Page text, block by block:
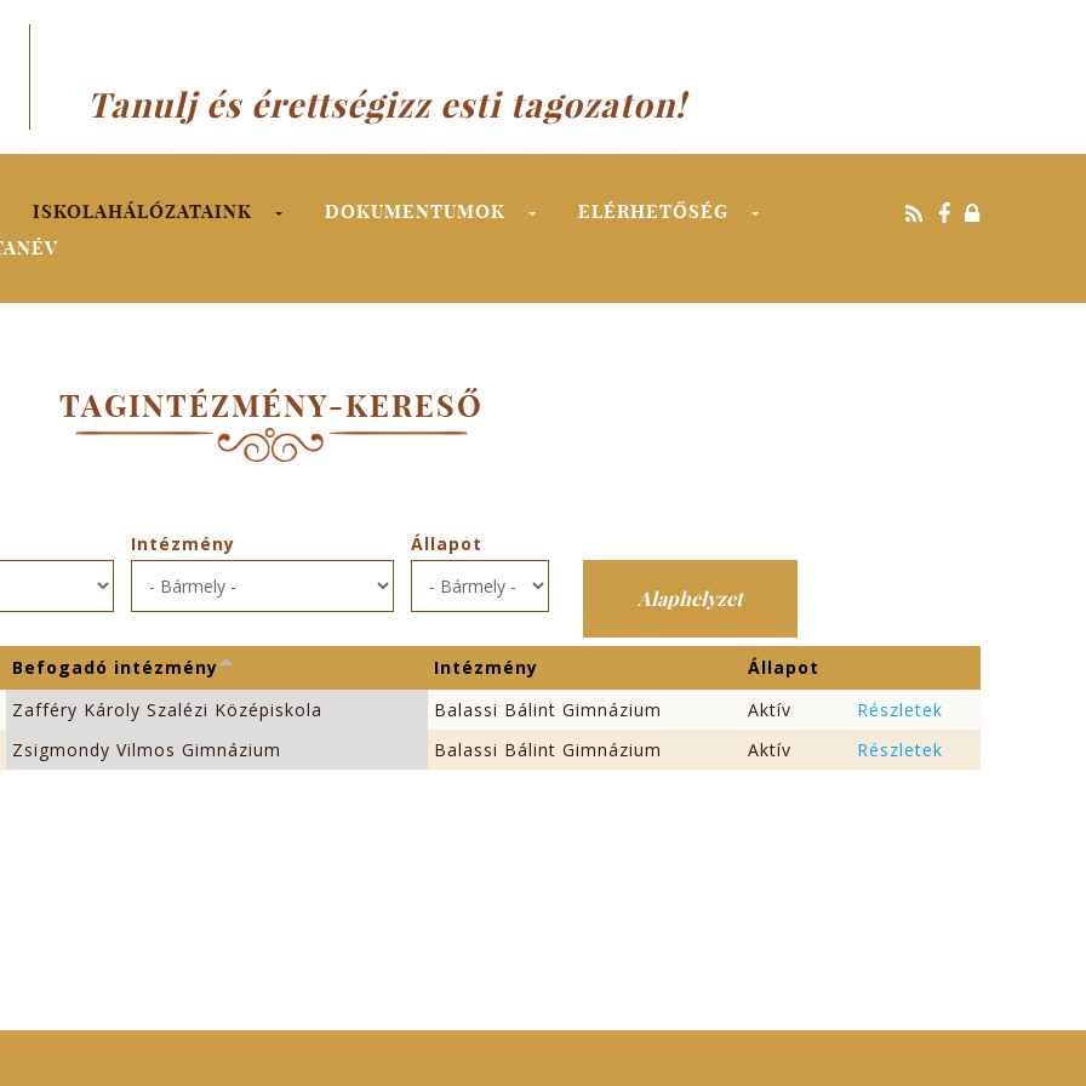
Tanulj és érettségizz esti tagozaton!
ISKOLAHÁLÓZATAINK DOKUMENTUMOK ELÉRHETŐSÉG
TAGINTÉZMÉNY-KERESŐ
Intézmény Állapot
Befogadó intézmény Intézmény
Állapot
Zafféry Károly Szalézi Középiskola Balassi Bálint Gimnázium Aktív
Részletek
Zsigmondy Vilmos Gimnázium Balassi Bálint Gimnázium Aktív Részletek